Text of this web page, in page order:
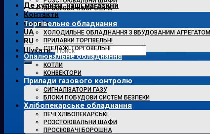
Де купити, наші магазини
Контакти
Сервіс
UA
RU
Шукати:
ПРОСІЮВАЧІ БОРОШНА
Торгівельне обладнання
ХОЛОДИЛЬНЕ ОБЛАДНАННЯ З ВБУДОВАНИМ АГРЕГАТОМ
ПРИЛАВКИ ТОРГІВЕЛЬНІ
СТЕЛАЖІ ТОРГОВЕЛЬНІ
Опалювальне обладнання
КОТЛИ
КОНВЕКТОРИ
Прилади газового контролю
СИГНАЛІЗАТОРИ ГАЗУ
БЛОКИ ПОБУДОВИ СИСТЕМ БЕЗПЕКИ
Хлібопекарське обладнання
ПЕЧІ ХЛІБОПЕКАРСЬКІ
РОЗСТОЮВАЛЬНИ ШАФИ
ПРОСІЮВАЧІ БОРОШНА